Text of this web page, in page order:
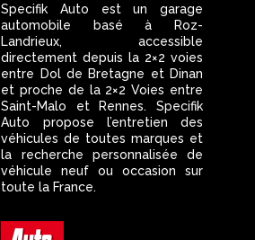
Specifik Auto est un garage
automobile basé à Roz-
Landrieux, accessible
directement depuis la 2×2 voies
entre Dol de Bretagne et Dinan
et proche de la 2×2 Voies entre
Saint-Malo et Rennes. Specifik
Auto propose l’entretien des
véhicules de toutes marques et
la recherche personnalisée de
véhicule neuf ou occasion sur
toute la France.